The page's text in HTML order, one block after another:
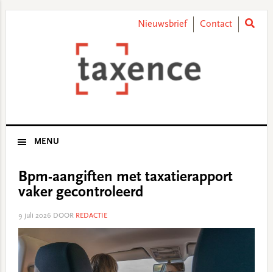
Nieuwsbrief Contact
MENU
Bpm-aangiften met taxatierapport
vaker gecontroleerd
9 juli 2026 DOOR REDACTIE